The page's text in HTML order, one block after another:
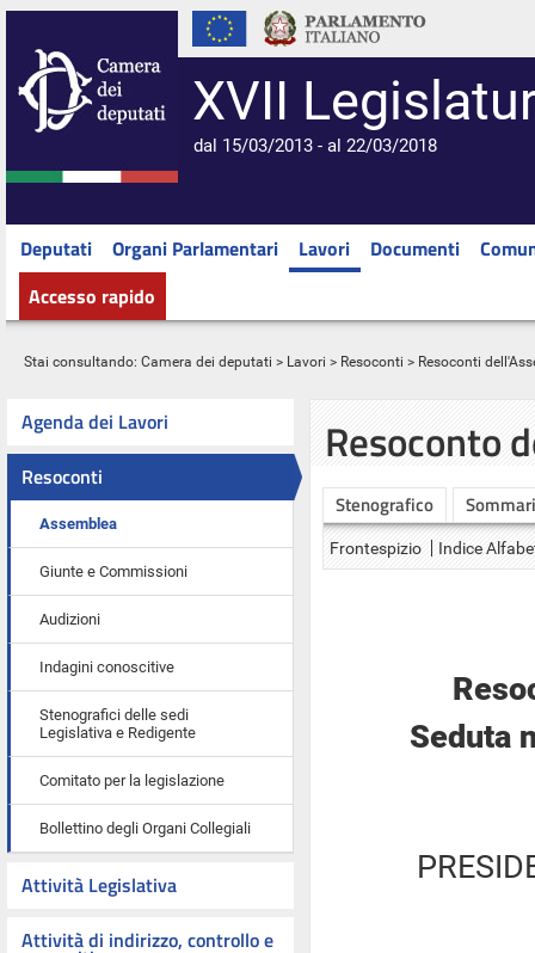
XVII
dal 15/03/2013 - al 22/03/2018
Deputati Organi Parlamentari Lavori Documenti
Accesso rapido
Stai consultando: Camera dei deputati > Lavori > Resoconti > Resoconti
Agenda dei Lavori
Resoconti
Assemblea
Giunte e Commissioni
Audizioni
Indagini conoscitive
Stenografici delle sedi
Legislativa e Redigente
Comitato per la legislazione
Bollettino degli Organi Collegiali
Attività Legislativa
Attività di indirizzo, controllo e
Resoconto
Stenografico
Frontespizio Indice
Seduta